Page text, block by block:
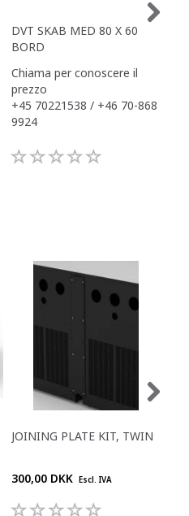
DVT SKAB MED 80 X 60
BORD
Chiama per conoscere il
prezzo
+45 70221538 / +46 70-868
9924
JOINING PLATE KIT, TWIN
300,00 DKK Escl. IVA